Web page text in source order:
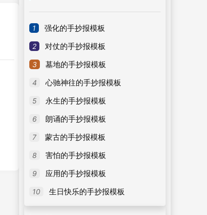
1 强化的手抄报模板
2 对仗的手抄报模板
3 墓地的手抄报模板
4 心驰神往的手抄报模板
5 永生的手抄报模板
6 朗诵的手抄报模板
7 蒙古的手抄报模板
8 害怕的手抄报模板
9 应用的手抄报模板
10 生日快乐的手抄报模板